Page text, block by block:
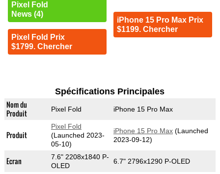
Pixel Fold
News (4)
Pixel Fold Prix
$1799. Chercher
iPhone 15 Pro Max Prix
$1199. Chercher
Spécifications Principales
Nom du
Produit
Pixel Fold iPhone 15 Pro Max
Produit
Pixel Fold
(Launched 2023-
05-10)
iPhone 15 Pro Max(Launched
2023-09-12)
Ecran
7.6" 2208x1840 P-
OLED
6.7" 2796x1290 P-OLED